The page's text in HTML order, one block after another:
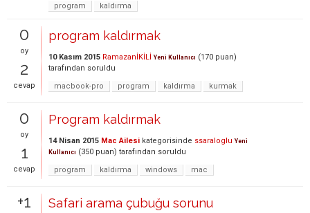
program
kaldırma
0
oy
2
cevap
program kaldırmak
10 Kasım 2015 RamazanİKİLİ Yeni Kullanıcı (170 puan)
tarafından soruldu
macbook-pro
program kaldırma kurmak
0
oy
1
cevap
Program kaldırmak
14 Nisan 2015 Mac Ailesi kategorisinde ssaraloglu Yeni
Kullanıcı (350 puan) tarafından soruldu
program
kaldırma windows mac
+1 Safari arama çubuğu sorunu